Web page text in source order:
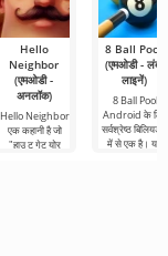
Hello
Neighbor
(एमओडी -
अनलॉक)
Hello Neighbor
एक कहानी है जो
"हाउ टू गेट योर
8 Ball Pool
(एमओडी - लंबी
लाइनें)
8 Ball Pool
Android के लिए
सर्वश्रेष्ठ बिलियर्ड्स
में से एक है। यहां